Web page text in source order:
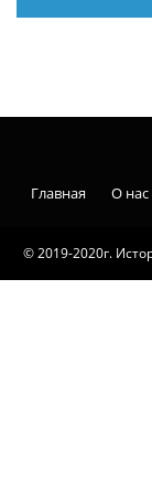
© 2019-2020г.
Главная О нас